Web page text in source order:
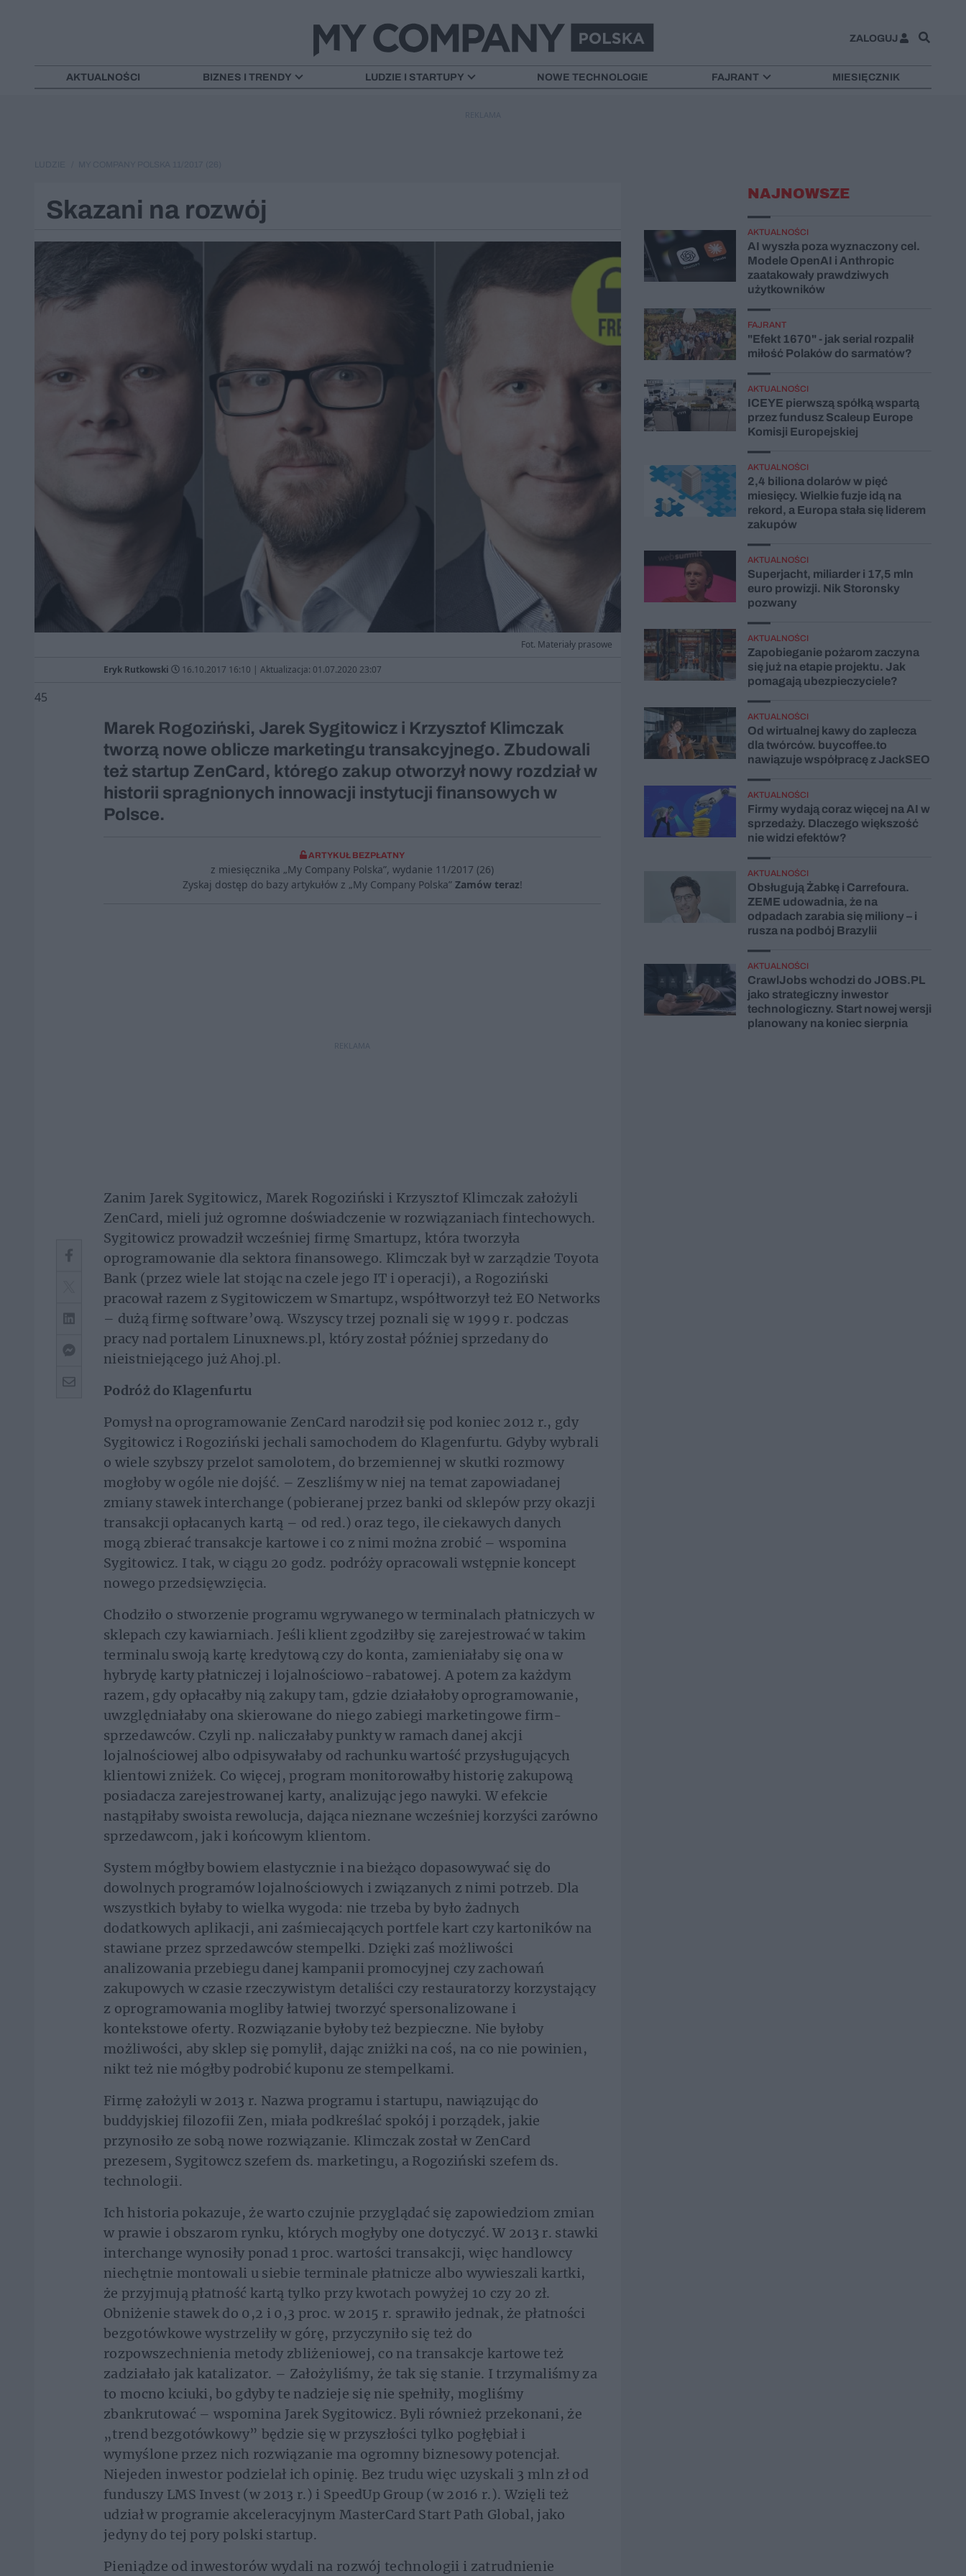
ZALOGUJ
AKTUALNOŚCI BIZNES I TRENDY LUDZIE I STARTUPY NOWE TECHNOLOGIE FAJRANT MIESIĘCZNIK
Skazani na rozwój
Fot. Materiały prasowe
Eryk Rutkowski 16.10.2017 16:10 | Aktualizacja: 01.07.2020 23:07
45
Marek Rogoziński, Jarek Sygitowicz i Krzysztof Klimczak
tworzą nowe oblicze marketingu transakcyjnego. Zbudowali
też startup ZenCard, którego zakup otworzył nowy rozdział w
historii spragnionych innowacji instytucji finansowych w
Polsce.
ARTYKUŁ BEZPŁATNY
z miesięcznika „My Company Polska”, wydanie 11/2017 (26)
Zyskaj dostęp do bazy artykułów z „My Company Polska” Zamów teraz!
REKLAMA
Zanim Jarek Sygitowicz, Marek Rogoziński i Krzysztof Klimczak założyli
ZenCard, mieli już ogromne doświadczenie w rozwiązaniach fintechowych.
Sygitowicz prowadził wcześniej firmę Smartupz, która tworzyła
oprogramowanie dla sektora finansowego. Klimczak był w zarządzie Toyota
Bank (przez wiele lat stojąc na czele jego IT i operacji), a Rogoziński
pracował razem z Sygitowiczem w Smartupz, współtworzył też EO Networks
– dużą firmę software’ową. Wszyscy trzej poznali się w 1999 r. podczas
pracy nad portalem Linuxnews.pl, który został później sprzedany do
nieistniejącego już Ahoj.pl.
Podróż do Klagenfurtu
Pomysł na oprogramowanie ZenCard narodził się pod koniec 2012 r., gdy
Sygitowicz i Rogoziński jechali samochodem do Klagenfurtu. Gdyby wybrali
o wiele szybszy przelot samolotem, do brzemiennej w skutki rozmowy
mogłoby w ogóle nie dojść. – Zeszliśmy w niej na temat zapowiadanej
zmiany stawek interchange (pobieranej przez banki od sklepów przy okazji
transakcji opłacanych kartą – od red.) oraz tego, ile ciekawych danych
mogą zbierać transakcje kartowe i co z nimi można zrobić – wspomina
Sygitowicz. I tak, w ciągu 20 godz. podróży opracowali wstępnie koncept
nowego przedsięwzięcia.
Chodziło o stworzenie programu wgrywanego w terminalach płatniczych w
sklepach czy kawiarniach. Jeśli klient zgodziłby się zarejestrować w takim
terminalu swoją kartę kredytową czy do konta, zamieniałaby się ona w
hybrydę karty płatniczej i lojalnościowo-rabatowej. A potem za każdym
razem, gdy opłacałby nią zakupy tam, gdzie działałoby oprogramowanie,
uwzględniałaby ona skierowane do niego zabiegi marketingowe firm-
sprzedawców. Czyli np. naliczałaby punkty w ramach danej akcji
lojalnościowej albo odpisywałaby od rachunku wartość przysługujących
klientowi zniżek. Co więcej, program monitorowałby historię zakupową
posiadacza zarejestrowanej karty, analizując jego nawyki. W efekcie
nastąpiłaby swoista rewolucja, dająca nieznane wcześniej korzyści zarówno
sprzedawcom, jak i końcowym klientom.
System mógłby bowiem elastycznie i na bieżąco dopasowywać się do
dowolnych programów lojalnościowych i związanych z nimi potrzeb. Dla
wszystkich byłaby to wielka wygoda: nie trzeba by było żadnych
dodatkowych aplikacji, ani zaśmiecających portfele kart czy kartoników na
stawiane przez sprzedawców stempelki. Dzięki zaś możliwości
analizowania przebiegu danej kampanii promocyjnej czy zachowań
zakupowych w czasie rzeczywistym detaliści czy restauratorzy korzystający
z oprogramowania mogliby łatwiej tworzyć spersonalizowane i
kontekstowe oferty. Rozwiązanie byłoby też bezpieczne. Nie byłoby
możliwości, aby sklep się pomylił, dając zniżki na coś, na co nie powinien,
nikt też nie mógłby podrobić kuponu ze stempelkami.
Firmę założyli w 2013 r. Nazwa programu i startupu, nawiązując do
buddyjskiej filozofii Zen, miała podkreślać spokój i porządek, jakie
przynosiło ze sobą nowe rozwiązanie. Klimczak został w ZenCard
prezesem, Sygitowcz szefem ds. marketingu, a Rogoziński szefem ds.
technologii.
Ich historia pokazuje, że warto czujnie przyglądać się zapowiedziom zmian
w prawie i obszarom rynku, których mogłyby one dotyczyć. W 2013 r. stawki
interchange wynosiły ponad 1 proc. wartości transakcji, więc handlowcy
niechętnie montowali u siebie terminale płatnicze albo wywieszali kartki,
że przyjmują płatność kartą tylko przy kwotach powyżej 10 czy 20 zł.
Obniżenie stawek do 0,2 i 0,3 proc. w 2015 r. sprawiło jednak, że płatności
bezgotówkowe wystrzeliły w górę, przyczyniło się też do
rozpowszechnienia metody zbliżeniowej, co na transakcje kartowe też
zadziałało jak katalizator. – Założyliśmy, że tak się stanie. I trzymaliśmy za
to mocno kciuki, bo gdyby te nadzieje się nie spełniły, mogliśmy
zbankrutować – wspomina Jarek Sygitowicz. Byli również przekonani, że
„trend bezgotówkowy” będzie się w przyszłości tylko pogłębiał i
wymyślone przez nich rozwiązanie ma ogromny biznesowy potencjał.
Niejeden inwestor podzielał ich opinię. Bez trudu więc uzyskali 3 mln zł od
funduszy LMS Invest (w 2013 r.) i SpeedUp Group (w 2016 r.). Wzięli też
udział w programie akceleracyjnym MasterCard Start Path Global, jako
jedyny do tej pory polski startup.
Pieniądze od inwestorów wydali na rozwój technologii i zatrudnienie
NAJNOWSZE
AKTUALNOŚCI
AI wyszła poza wyznaczony cel.
Modele OpenAI i Anthropic
zaatakowały prawdziwych
użytkowników
FAJRANT
"Efekt 1670" - jak serial rozpalił
miłość Polaków do sarmatów?
AKTUALNOŚCI
ICEYE pierwszą spółką wspartą
przez fundusz Scaleup Europe
Komisji Europejskiej
AKTUALNOŚCI
2,4 biliona dolarów w pięć
miesięcy. Wielkie fuzje idą na
rekord, a Europa stała się liderem
zakupów
AKTUALNOŚCI
Superjacht, miliarder i 17,5 mln
euro prowizji. Nik Storonsky
pozwany
AKTUALNOŚCI
Zapobieganie pożarom zaczyna
się już na etapie projektu. Jak
pomagają ubezpieczyciele?
AKTUALNOŚCI
Od wirtualnej kawy do zaplecza
dla twórców. buycoffee.to
nawiązuje współpracę z JackSEO
AKTUALNOŚCI
Firmy wydają coraz więcej na AI w
sprzedaży. Dlaczego większość
nie widzi efektów?
AKTUALNOŚCI
Obsługują Żabkę i Carrefoura.
ZEME udowadnia, że na
odpadach zarabia się miliony – i
rusza na podbój Brazylii
AKTUALNOŚCI
CrawlJobs wchodzi do JOBS.PL
jako strategiczny inwestor
technologiczny. Start nowej wersji
planowany na koniec sierpnia